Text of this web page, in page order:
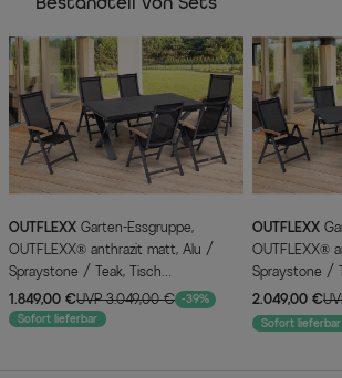
Bestandteil von Sets
OUTFLEXX
OUTFLEXX® anthrazit matt, Alu /
Spraystone / Teak, Tisch
180/280x100cm, 6 Klappstühle
1.849,00 €UVP 3.049,00 € -39%
Sofort lieferbar
OUTFLEXX
OUTFLEXX®
Spraystone /
180/
2.049,00 €
Sofort lieferbar